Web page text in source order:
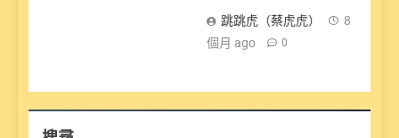
跳跳虎（蔡虎虎）
8
個月 ago
0